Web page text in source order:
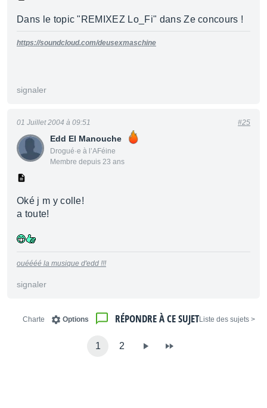
Dans le topic "REMIXEZ Lo_Fi" dans Ze concours !
https://soundcloud.com/deusexmaschine
signaler
Edd El Manouche
Drogué·e à l’AFéine
Membre depuis 23 ans
01 Juillet 2004 à 09:51 #25
Oké j m y colle!
a toute!
ouéééé la musique d'edd !!!
signaler
< Liste des sujets
RÉPONDRE À CE SUJET
Options
Charte
1 2